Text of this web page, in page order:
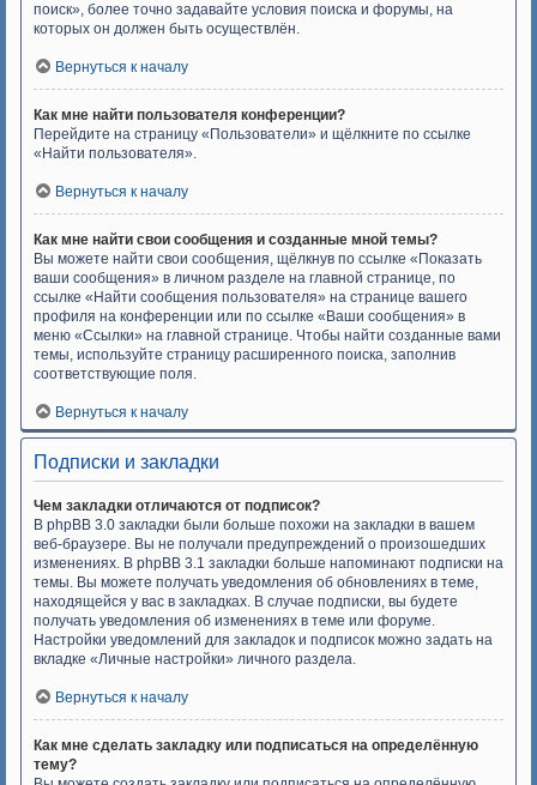
поиск», более точно задавайте условия поиска и форумы, на
которых он должен быть осуществлён.
Вернуться к началу
Как мне найти пользователя конференции?
Перейдите на страницу «Пользователи» и щёлкните по ссылке
«Найти пользователя».
Вернуться к началу
Как мне найти свои сообщения и созданные мной темы?
Вы можете найти свои сообщения, щёлкнув по ссылке «Показать
ваши сообщения» в личном разделе на главной странице, по
ссылке «Найти сообщения пользователя» на странице вашего
профиля на конференции или по ссылке «Ваши сообщения» в
меню «Ссылки» на главной странице. Чтобы найти созданные вами
темы, используйте страницу расширенного поиска, заполнив
соответствующие поля.
Вернуться к началу
Подписки и закладки
Чем закладки отличаются от подписок?
В phpBB 3.0 закладки были больше похожи на закладки в вашем
веб-браузере. Вы не получали предупреждений о произошедших
изменениях. В phpBB 3.1 закладки больше напоминают подписки на
темы. Вы можете получать уведомления об обновлениях в теме,
находящейся у вас в закладках. В случае подписки, вы будете
получать уведомления об изменениях в теме или форуме.
Настройки уведомлений для закладок и подписок можно задать на
вкладке «Личные настройки» личного раздела.
Вернуться к началу
Как мне сделать закладку или подписаться на определённую
тему?